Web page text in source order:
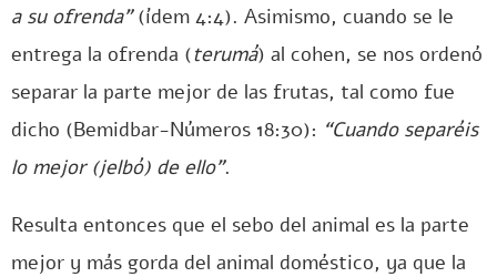
a su ofrenda”(ídem 4:4). Asimismo, cuando se le
entrega la ofrenda (terumá) al cohen, se nos ordenó
separar la parte mejor de las frutas, tal como fue
dicho (Bemidbar-Números 18:30): “Cuando separéis
lo mejor (jelbó) de ello”.
Resulta entonces que el sebo del animal es la parte
mejor y más gorda del animal doméstico, ya que la